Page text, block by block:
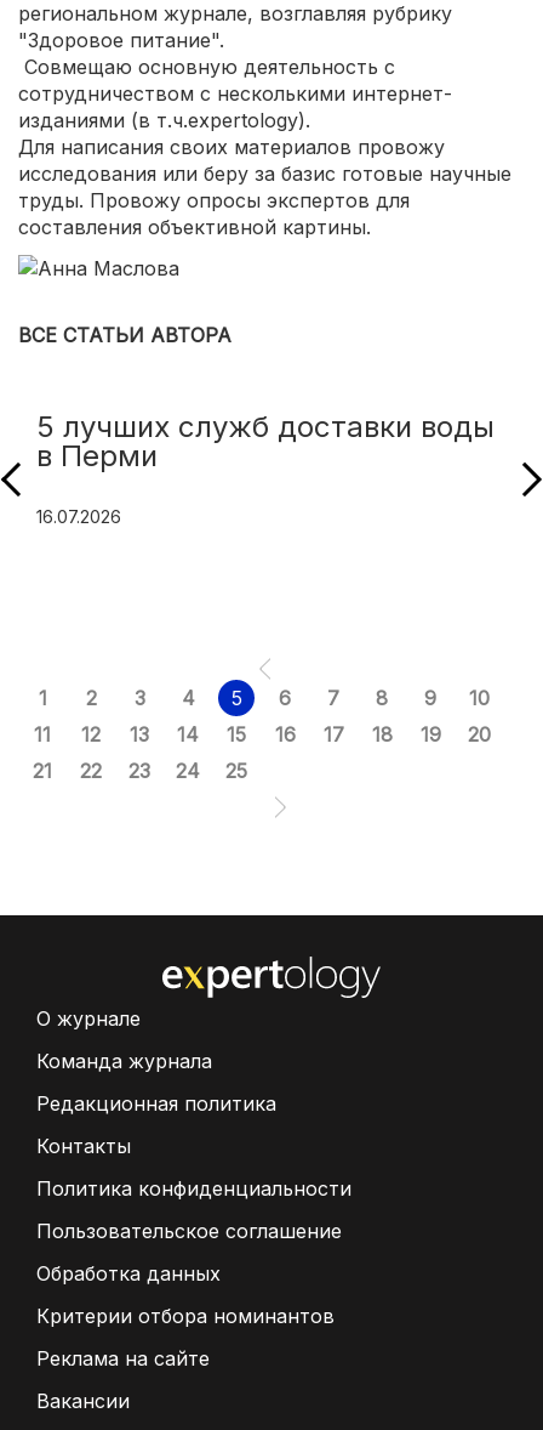
региональном журнале, возглавляя рубрику
"Здоровое питание".
Совмещаю основную деятельность с
сотрудничеством с несколькими интернет-
изданиями (в т.ч.expertology).
Для написания своих материалов провожу
исследования или беру за базис готовые научные
труды. Провожу опросы экспертов для
составления объективной картины.
ВСЕ СТАТЬИ АВТОРА
5 лучших служб доставки воды
в Перми
16.07.2026
1 2 3 4 5 6 7 8 9
10
11
12 13 14 15 16 17 18 19
20
21
22 23 24 25
О журнале
Команда журнала
Редакционная политика
Контакты
Политика конфиденциальности
Пользовательское соглашение
Обработка данных
Критерии отбора номинантов
Реклама на сайте
Вакансии